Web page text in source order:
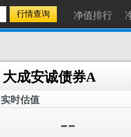
净值排行
大成安诚债券A
实时估值
--